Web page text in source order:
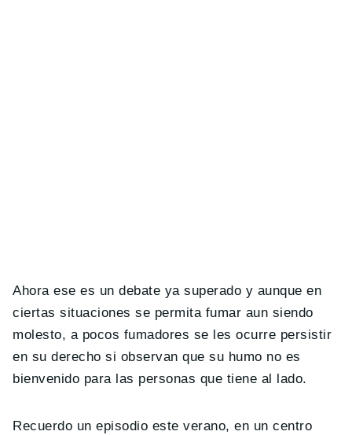
Ahora ese es un debate ya superado y aunque en
ciertas situaciones se permita fumar aun siendo
molesto, a pocos fumadores se les ocurre persistir
en su derecho si observan que su humo no es
bienvenido para las personas que tiene al lado.
Recuerdo un episodio este verano, en un centro